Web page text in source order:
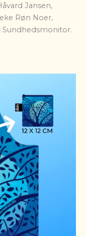
Jansen,
Røn Noer,